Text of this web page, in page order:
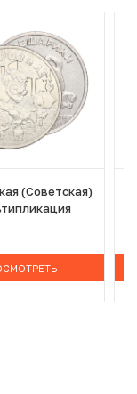
(Советская)